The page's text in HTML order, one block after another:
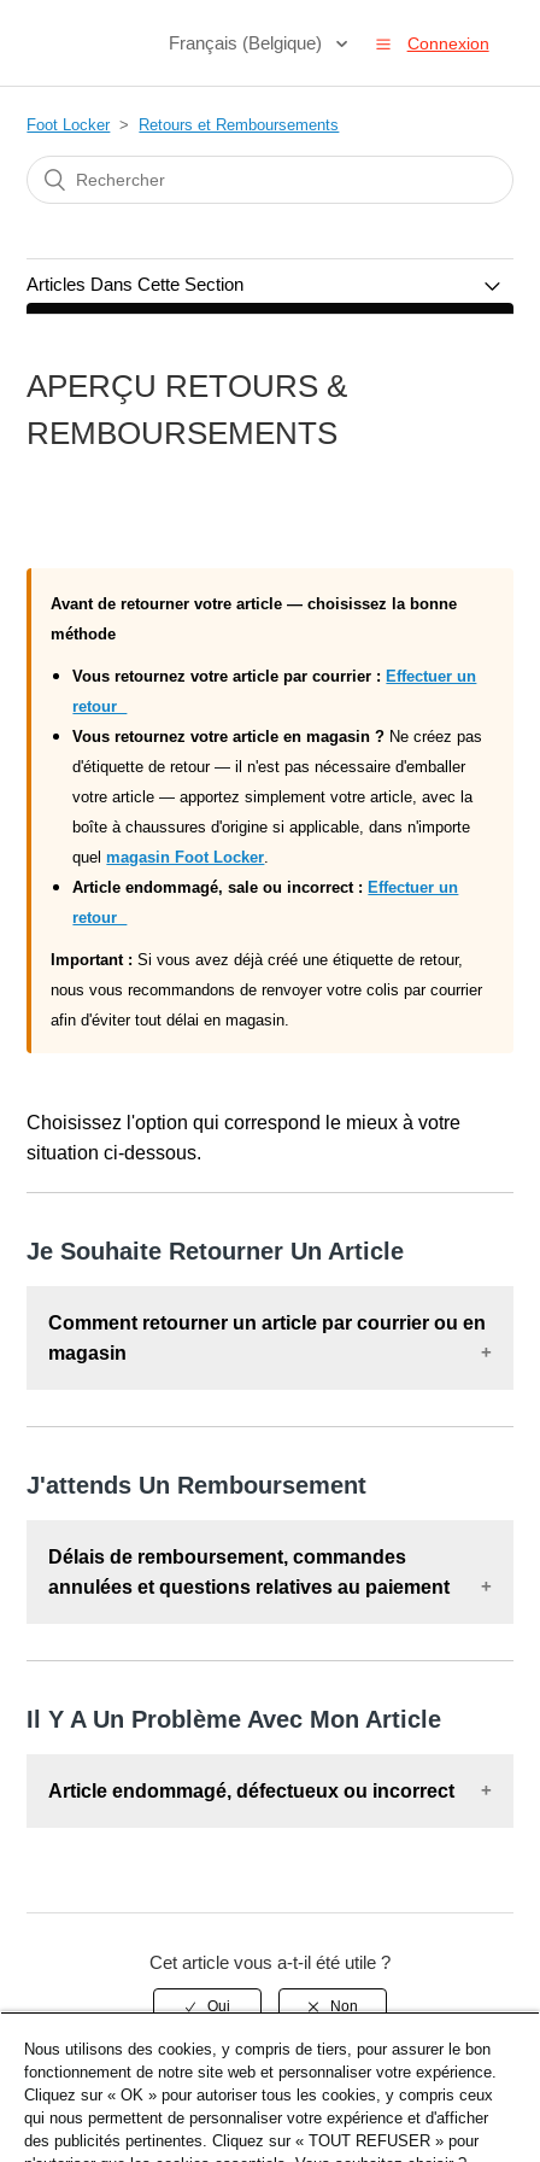
Français (Belgique) Connexion
Foot Locker Retours et Remboursements
Articles Dans Cette Section
Comment retourner un article
APERÇU RETOURS &
REMBOURSEMENTS
Avant de retourner votre article — choisissez la bonne
méthode
Vous retournez votre article par courrier : Effectuer un
retour
Vous retournez votre article en magasin ? Ne créez pas
d'étiquette de retour — il n'est pas nécessaire d'emballer
votre article — apportez simplement votre article, avec la
boîte à chaussures d'origine si applicable, dans n'importe
quelmagasin Foot Locker.
Article endommagé, sale ou incorrect : Effectuer un
retour
Important : Si vous avez déjà créé une étiquette de retour,
nous vous recommandons de renvoyer votre colis par courrier
afin d'éviter tout délai en magasin.
Choisissez l'option qui correspond le mieux à votre
situation ci-dessous.
Je Souhaite Retourner Un Article
Comment retourner un article par courrier ou en
magasin
Comment retourner un article.
J'attends Un Remboursement
Délais de remboursement, commandes
annulées et questions relatives au paiement
paiement, veuillez consulter notre article
Il Y A Un Problème Avec Mon Article
Article endommagé, défectueux ou incorrect
veuillez consulter notre articleDommages, Défauts
Cet article vous a-t-il été utile ?
Retour en haut
Nous utilisons des cookies, y compris de tiers, pour assurer le bon
fonctionnement de notre site web et personnaliser votre expérience.
Cliquez sur « OK » pour autoriser tous les cookies, y compris ceux
qui nous permettent de personnaliser votre expérience et d'afficher
des publicités pertinentes. Cliquez sur « TOUT REFUSER » pour